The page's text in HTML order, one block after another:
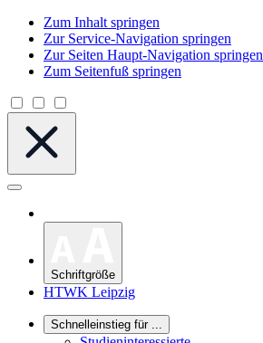
Zum Inhalt springen
Zur Service-Navigation springen
Zur Seiten Haupt-Navigation springen
Zum Seitenfuß springen
Schriftgröße
HTWK Leipzig
Schnelleinstieg für ...